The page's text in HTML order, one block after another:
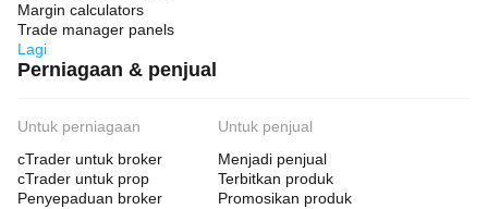
Margin calculators
Trade manager panels
Lagi
Perniagaan & penjual
Untuk perniagaan
cTrader untuk broker
cTrader untuk prop
Penyepaduan broker
Untuk penjual
Menjadi penjual
Terbitkan produk
Promosikan produk